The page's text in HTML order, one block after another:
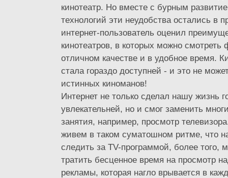
кинотеатр. Но вместе с бурным
технологий эти неудобства остались в
интернет-пользователь оценил
кинотеатров, в которых можно
отличном качестве и в удобное время.
стала гораздо доступней - и это не
истинных киноманов!
Интернет не только сделал нашу жизнь
увлекательней, но и смог заменить
занятия, например, просмотр
живем в таком суматошном ритме, что
следить за TV-программой, более того,
тратить бесценное время на просмотр
рекламы, которая нагло врывается в